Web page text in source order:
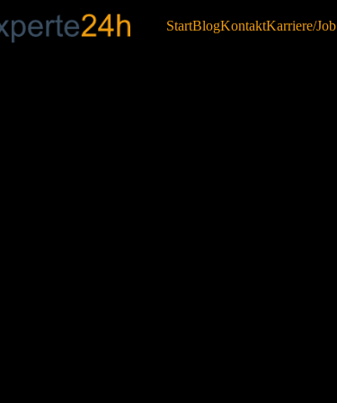
StartBlogKontaktKarriere/Job